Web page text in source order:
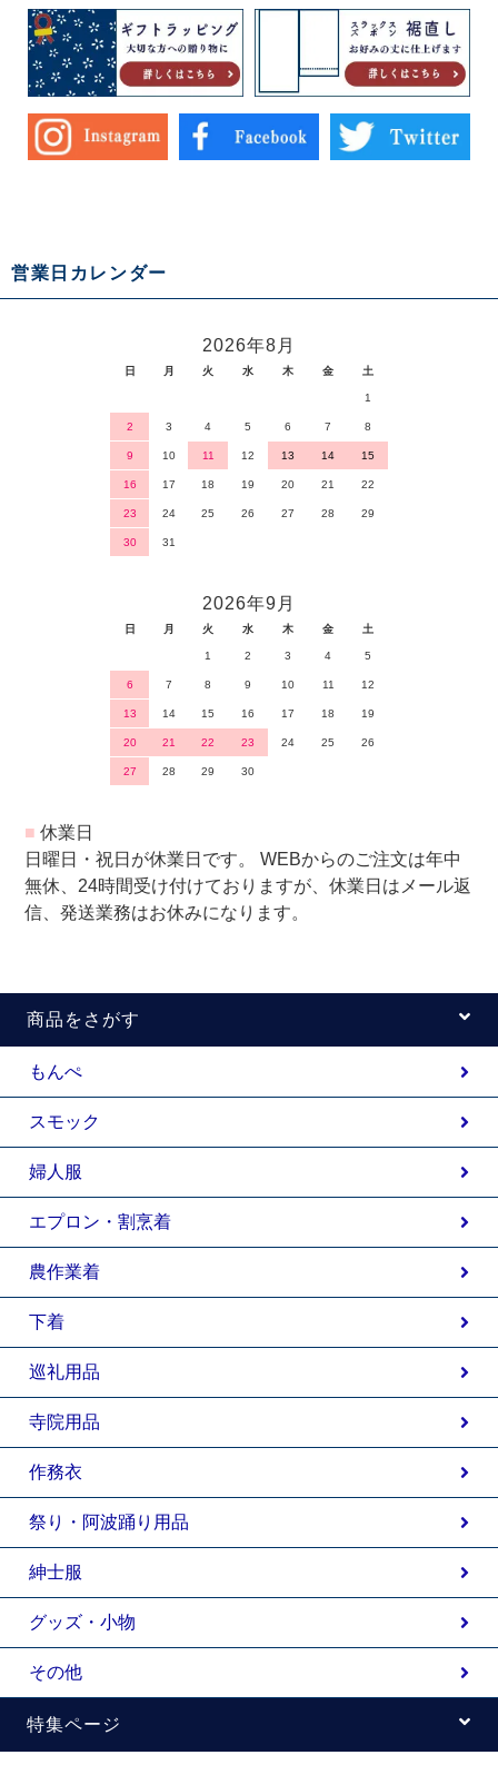
営業日カレンダー
2026年8月
日 月 火 水 木 金 土
1
2 3 4 5 6 7 8
9 10 11 12 13 14 15
16 17 18 19 20 21 22
23 24 25 26 27 28 29
30 31
2026年9月
日 月 火 水 木 金 土
1 2 3 4 5
6 7 8 9 10 11 12
13 14 15 16 17 18 19
20 21 22 23 24 25 26
27 28 29 30
■ 休業日
日曜日・祝日が休業日です。 WEBからのご注文は年中
無休、24時間受け付けておりますが、休業日はメール返
信、発送業務はお休みになります。
商品をさがす
もんぺ
スモック
婦人服
エプロン・割烹着
農作業着
下着
巡礼用品
寺院用品
作務衣
祭り・阿波踊り用品
紳士服
グッズ・小物
その他
特集ページ